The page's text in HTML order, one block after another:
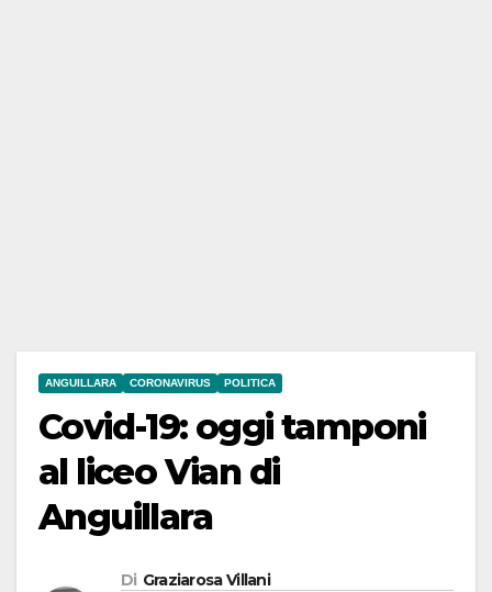
ANGUILLARA CORONAVIRUS POLITICA
Covid-19: oggi tamponi
al liceo Vian di
Anguillara
Di Graziarosa Villani